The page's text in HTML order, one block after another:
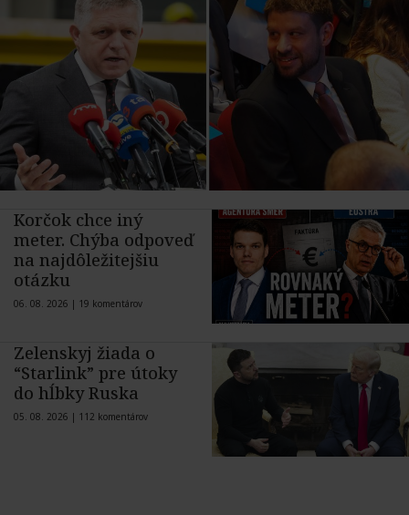
Korčok chce iný
meter. Chýba odpoveď
na najdôležitejšiu
otázku
06. 08. 2026 | 19 komentárov
Zelenskyj žiada o
“Starlink” pre útoky
do hĺbky Ruska
05. 08. 2026 | 112 komentárov